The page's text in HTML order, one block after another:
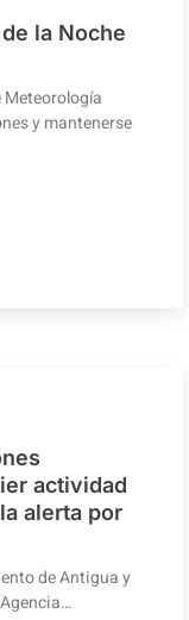
la Noche
Meteorología
y mantenerse
actividad
alerta por
de Antigua y